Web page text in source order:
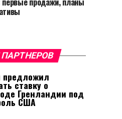
предложил
ставку о
Гренландии под
США